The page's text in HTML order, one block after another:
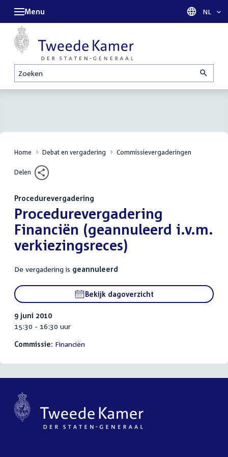
Zoeken
Menu Taal
NL
Home Debat en vergadering Commissievergaderingen
Delen
Procedurevergadering
:Procedurevergadering
Financiën (geannuleerd i.v.m.
verkiezingsreces)
De vergadering is geannuleerd
Bekijk dagoverzicht
9 juni 2010
15:30 - 16:30 uur
Commissie: Financiën